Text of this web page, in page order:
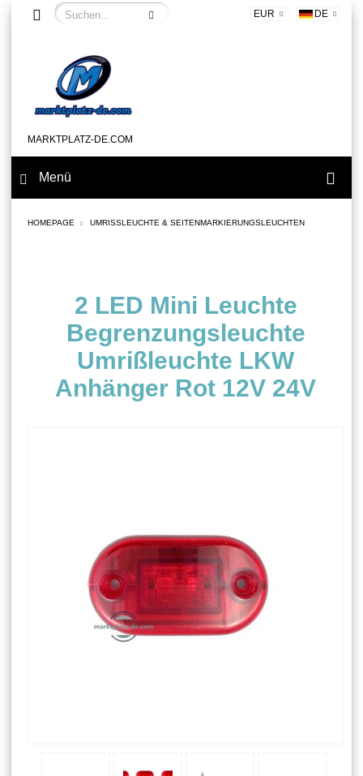
EUR DE
MARKTPLATZ-DE.COM
Menü
HOMEPAGE UMRISSLEUCHTE & SEITENMARKIERUNGSLEUCHTEN
2 LED Mini Leuchte
Begrenzungsleuchte
Umrißleuchte LKW
Anhänger Rot 12V 24V